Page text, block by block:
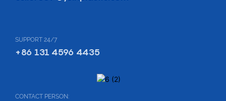
SUPPORT 24/7
+86 131 4596 4435
CONTACT PERSON: